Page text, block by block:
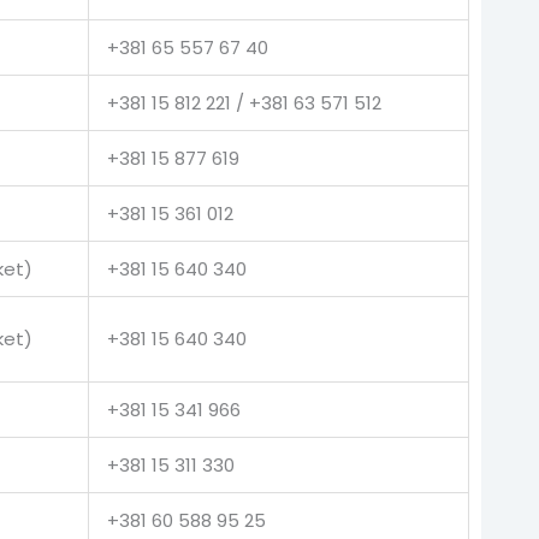
+381 65 557 67 40
+381 15 812 221 / +381 63 571 512
+381 15 877 619
+381 15 361 012
+381 15 640 340
+381 15 640 340
+381 15 341 966
+381 15 311 330
+381 60 588 95 25